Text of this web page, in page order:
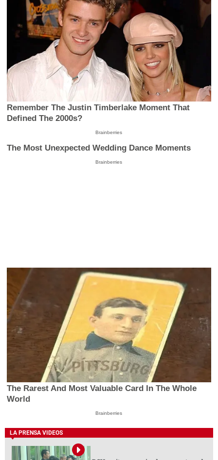
Remember The Justin Timberlake Moment That
Defined The 2000s?
Brainberries
The Most Unexpected Wedding Dance Moments
Brainberries
The Rarest And Most Valuable Card In The Whole
World
Brainberries
LA PRENSA VIDEOS